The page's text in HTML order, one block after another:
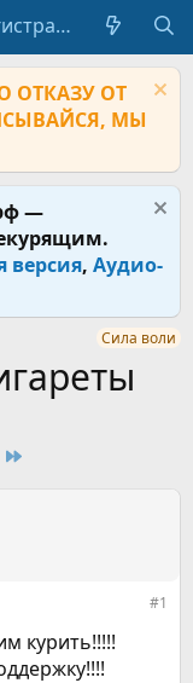
Регистрация
ОТКАЗУ ОТ
МЫ
—
версия, Аудио-
Сила воли
#1
курить!!!!!